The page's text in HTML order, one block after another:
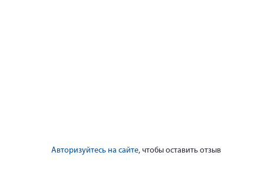
Авторизуйтесь на сайте, чтобы оставить отзыв